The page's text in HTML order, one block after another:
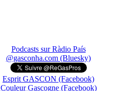
Podcasts sur Ràdio País
@gasconha.com (Bluesky)
Esprit GASCON (Facebook)
Couleur Gascogne (Facebook)